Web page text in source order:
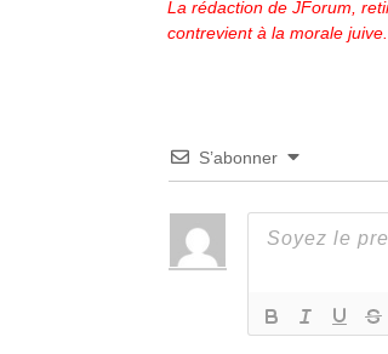
La rédaction de JForum,
contrevient à la morale juive.
S’abonner